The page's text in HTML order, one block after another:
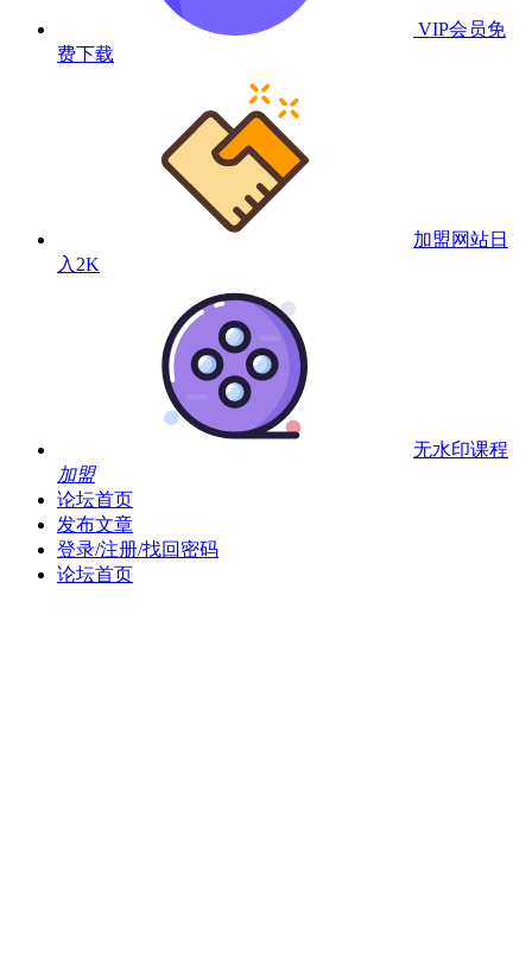
VIP会员免
费下载
加盟网站日
入2K
无水印课程
加盟
论坛首页
发布文章
登录/注册/找回密码
论坛首页